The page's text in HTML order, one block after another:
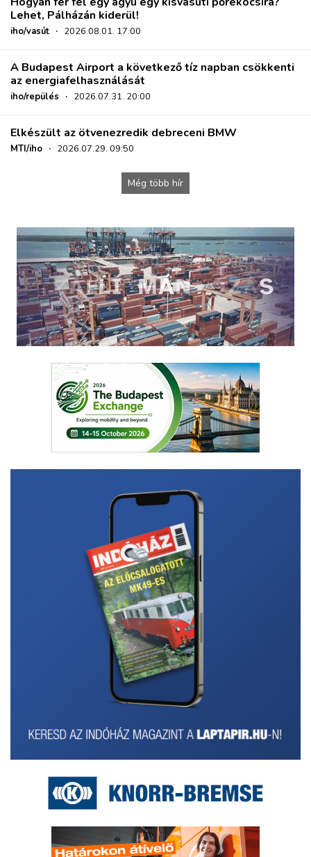
Lehet, Pálházán kiderül!
iho/vasút · 2026.08.01. 17:00
A Budapest Airport a következő tíz napban csökkenti
az energiafelhasználását
iho/repülés · 2026.07.31. 20:00
Elkészült az ötvenezredik debreceni BMW
MTI/iho · 2026.07.29. 09:50
Még több hír